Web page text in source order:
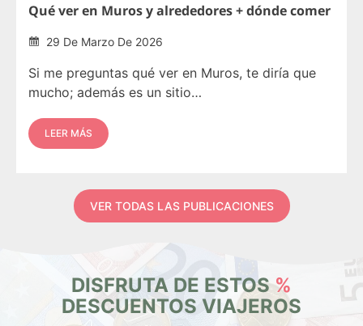
Qué ver en Muros y alrededores + dónde comer
29 De Marzo De 2026
Si me preguntas qué ver en Muros, te diría que
mucho; además es un sitio…
LEER MÁS
VER TODAS LAS PUBLICACIONES
DISFRUTA DE ESTOS%
DESCUENTOS VIAJEROS